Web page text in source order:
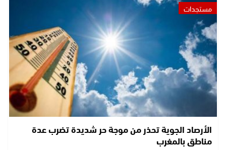
مستجدات
الأرصاد الجوية تحذر من موجة حر شديدة تضرب عدة
مناطق بالمغرب